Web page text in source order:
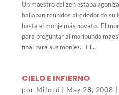
Un maestro del zen estaba
hallaban reunidos alrededor de su
hasta el monje más novato. El
para preguntar al moribundo
final para sus monjes. El...
CIELO E INFIERNO
por Milord | May 28, 2008 |